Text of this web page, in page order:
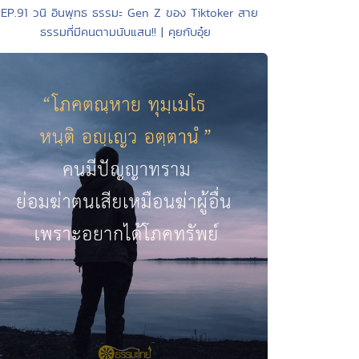
วนิ อินพุทธ ธรรมะ Gen Z ของ Tiktoker สาย
ธรรมที่มีคนตามนับแสน!! | คุยกับอุ๋ย